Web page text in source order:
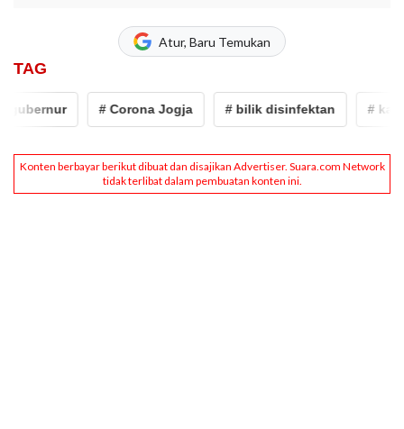
Atur, Baru Temukan
TAG
# Corona Jogja # bilik disinfektan #